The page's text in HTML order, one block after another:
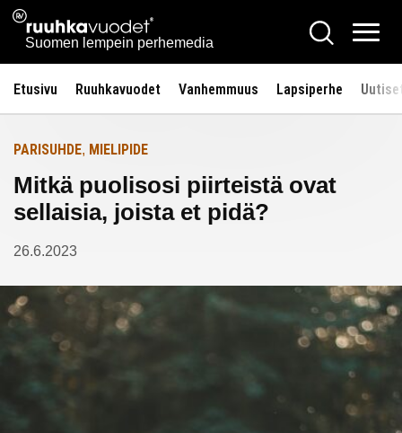
Siirry
sisältöön
Ruuhkavuodet.fi
Suomen lempein perhemedia
Hae
Etusivu Ruuhkavuodet Vanhemmuus Lapsiperhe
Etusivulle
PARISUHDE, MIELIPIDE
Mitkä puolisosi piirteistä ovat
sellaisia, joista et pidä?
26.6.2023